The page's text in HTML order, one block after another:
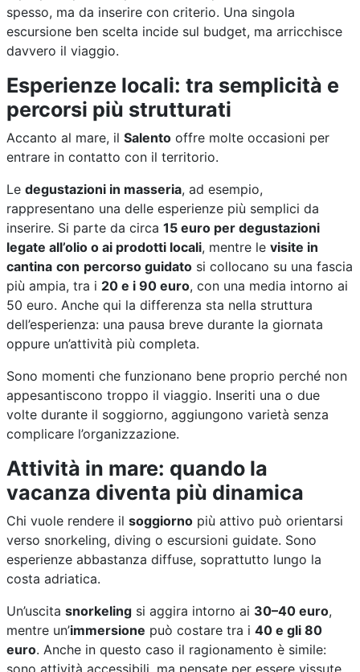
spesso, ma da inserire con criterio. Una singola
escursione ben scelta incide sul budget, ma arricchisce
davvero il viaggio.
Esperienze locali: tra semplicità e
percorsi più strutturati
Accanto al mare, il Salento offre molte occasioni per
entrare in contatto con il territorio.
Le degustazioni in masseria, ad esempio,
rappresentano una delle esperienze più semplici da
inserire. Si parte da circa 15 euro per degustazioni
legate all’olio o ai prodotti locali, mentre le visite in
cantina con percorso guidato si collocano su una fascia
più ampia, tra i 20 e i 90 euro, con una media intorno ai
50 euro. Anche qui la differenza sta nella struttura
dell’esperienza: una pausa breve durante la giornata
oppure un’attività più completa.
Sono momenti che funzionano bene proprio perché non
appesantiscono troppo il viaggio. Inseriti una o due
volte durante il soggiorno, aggiungono varietà senza
complicare l’organizzazione.
Attività in mare: quando la
vacanza diventa più dinamica
Chi vuole rendere il soggiorno più attivo può orientarsi
verso snorkeling, diving o escursioni guidate. Sono
esperienze abbastanza diffuse, soprattutto lungo la
costa adriatica.
Un’uscita snorkeling si aggira intorno ai 30–40 euro,
mentre un’immersione può costare tra i 40 e gli 80
euro. Anche in questo caso il ragionamento è simile:
sono attività accessibili, ma pensate per essere vissute